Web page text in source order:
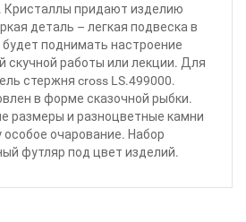
Кристаллы придают изделию
деталь – легкая подвеска в
поднимать настроение
скучной работы или лекции. Для
стержня cross LS.499000.
в форме сказочной рыбки.
размеры и разноцветные камни
очарование. Набор
футляр под цвет изделий.